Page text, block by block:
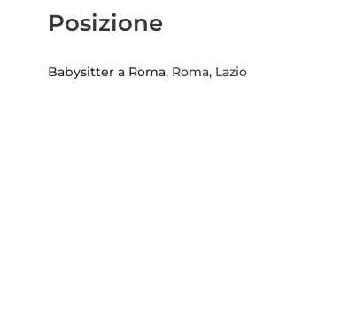
Posizione
Babysitter a Roma, Roma, Lazio